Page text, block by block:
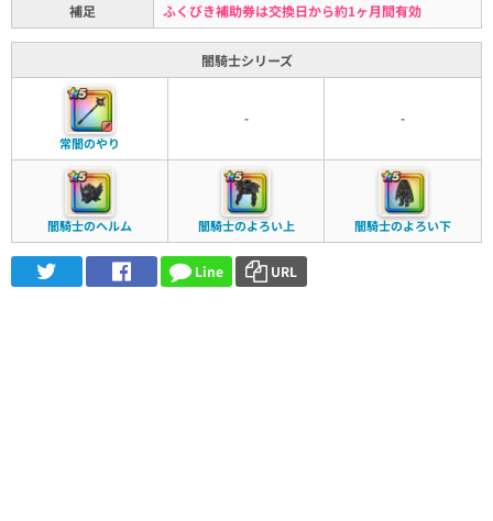
補足
ふくびき補助券は交換日から約1ヶ月間有効
闇騎士シリーズ
常闇のやり
- -
闇騎士のヘルム 闇騎士のよろい上 闇騎士のよろい下
Line URL